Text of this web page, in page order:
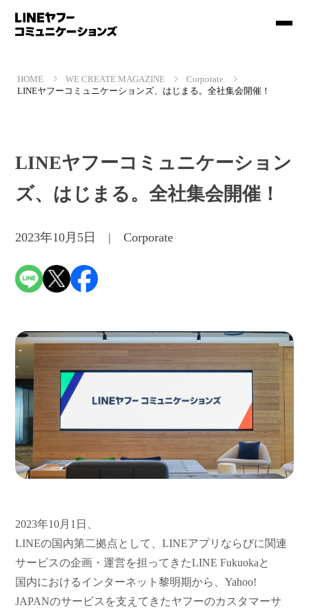
HOME WE CREATE MAGAZINE
Corporate
LINEヤフーコミュニケーションズ、はじまる。全社集会開催！
LINEヤフーコミュニケーション
ズ、はじまる。全社集会開催！
2023年10月5日 | Corporate
2023年10月1日、
LINEの国内第二拠点として、LINEアプリならびに関連
サービスの企画・運営を担ってきたLINE Fukuokaと
国内におけるインターネット黎明期から、Yahoo!
JAPANのサービスを支えてきたヤフーのカスタマーサ